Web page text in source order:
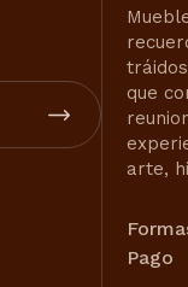
que
arte,
Pago